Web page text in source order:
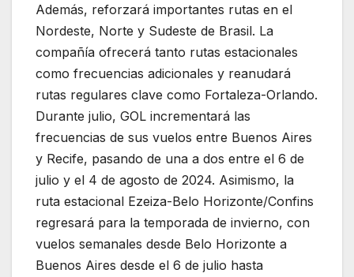
Además, reforzará importantes rutas en el
Nordeste, Norte y Sudeste de Brasil. La
compañía ofrecerá tanto rutas estacionales
como frecuencias adicionales y reanudará
rutas regulares clave como Fortaleza-Orlando.
Durante julio, GOL incrementará las
frecuencias de sus vuelos entre Buenos Aires
y Recife, pasando de una a dos entre el 6 de
julio y el 4 de agosto de 2024. Asimismo, la
ruta estacional Ezeiza-Belo Horizonte/Confins
regresará para la temporada de invierno, con
vuelos semanales desde Belo Horizonte a
Buenos Aires desde el 6 de julio hasta